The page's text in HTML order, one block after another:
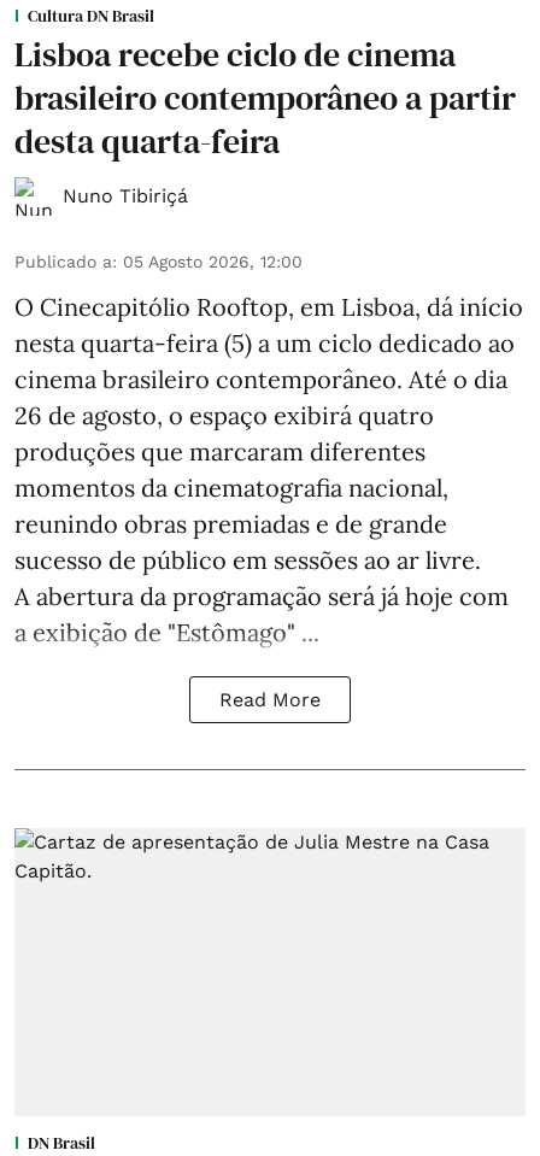
Cultura DN Brasil
Lisboa recebe ciclo de cinema
brasileiro contemporâneo a partir
desta quarta-feira
Nuno Tibiriçá
Publicado a: 05 Agosto 2026, 12:00
O Cinecapitólio Rooftop, em Lisboa, dá início
nesta quarta-feira (5) a um ciclo dedicado ao
cinema brasileiro contemporâneo. Até o dia
26 de agosto, o espaço exibirá quatro
produções que marcaram diferentes
momentos da cinematografia nacional,
reunindo obras premiadas e de grande
sucesso de público em sessões ao ar livre.
A abertura da programação será já hoje com
a exibição de "Estômago" ...
Read More
DN Brasil